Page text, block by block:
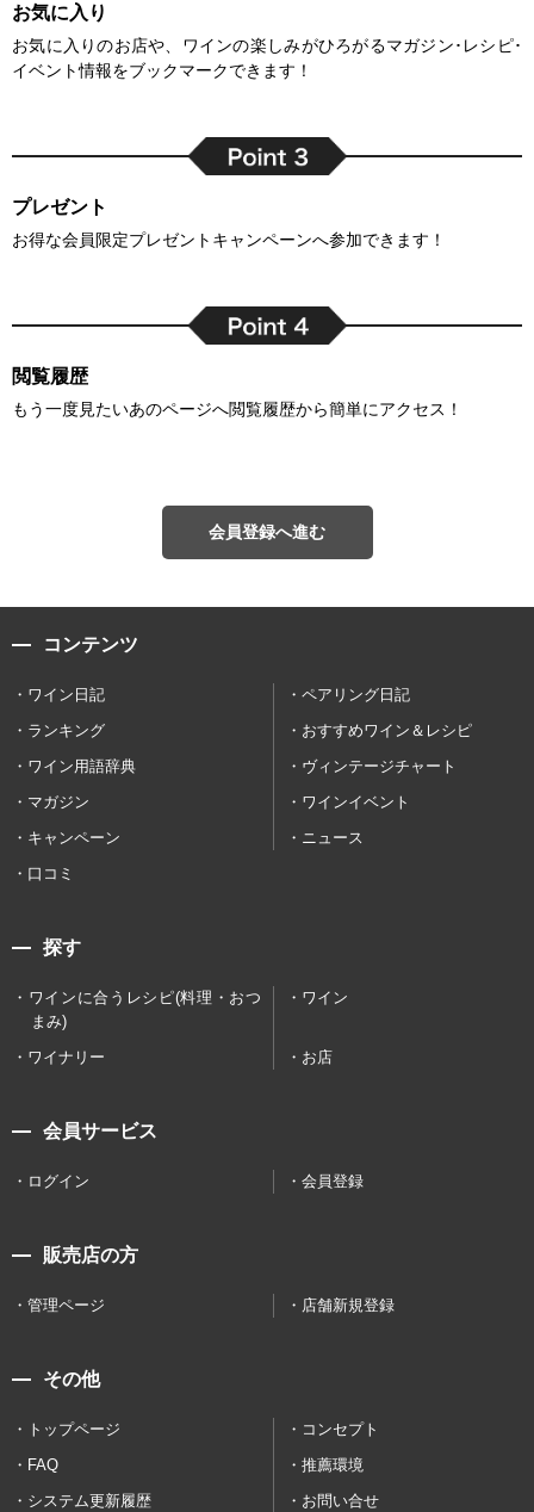
お気に入り
お気に入りのお店や、ワインの楽しみがひろがるマガジン･レシピ･
イベント情報をブックマークできます！
プレゼント
お得な会員限定プレゼントキャンペーンへ参加できます！
閲覧履歴
もう一度見たいあのページへ閲覧履歴から簡単にアクセス！
会員登録へ進む
コンテンツ
ワイン日記
ペアリング日記
ランキング
おすすめワイン＆レシピ
ワイン用語辞典
ヴィンテージチャート
マガジン
ワインイベント
キャンペーン
ニュース
口コミ
探す
ワインに合うレシピ(料理・おつ
まみ)
ワイン
ワイナリー お店
会員サービス
ログイン 会員登録
販売店の方
管理ページ 店舗新規登録
その他
トップページ
コンセプト
FAQ
推薦環境
システム更新履歴
お問い合せ